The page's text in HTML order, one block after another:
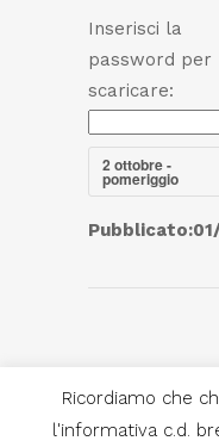
Inserisci la
password per
scaricare:
2 ottobre -
pomeriggio
Pubblicato:
Ricordiamo che
l'informativa c.d.